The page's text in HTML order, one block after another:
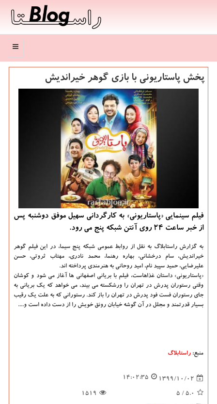
منو
پخش پاستاریونی با بازی گوهر خیراندیش
فیلم سینمایی «پاستاریونی» به کارگردانی سهیل موفق دوشنبه پس
از خبر ساعت ۲۴ روی آنتن شبکه پنج می رود.
به گزارش راستابلاگ به نقل از روابط عمومی شبکه پنج سیما، در این فیلم گوهر
خیراندیش، سام درخشانی، بهاره رهنما، محمد نادری، مهتاب ثروتی، حسن
علیرضایی، حمید سپید نام، امید روحانی به هنرمندی پرداخته اند.
«پاستاریونی» داستان غذاهاست، فیلم با بریانی اصفهانی ها آغاز می شود و کوشان
وقتی رستوران پدرش در تهران را ورشکسته می بیند، می خواهد که یک بریانی به
جای رستوران فست فود پدرش در تهران را باز کند. رستورانی که به علت یک رقیب
بسیار قدرتمند و مجلل در آن گوشه خیابان رونق خویش را از دست داده است و....
منبع: راستابلاگ
1399/10/02
14:02:35
5.0
/ 5
1519